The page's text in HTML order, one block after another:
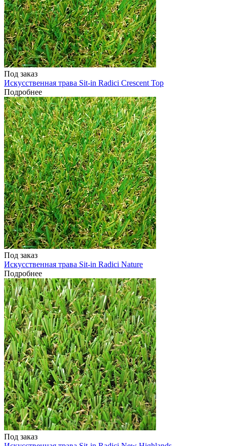
Под заказ
Искусственная трава Sit-in Radici Crescent Top
Подробнее
Под заказ
Искусственная трава Sit-in Radici Nature
Подробнее
Под заказ